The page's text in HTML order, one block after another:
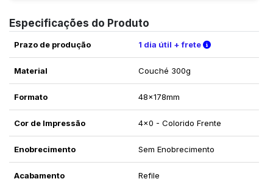
Especificações do Produto
Prazo de produção 1 dia útil + frete Verifique as
Material Couché 300g
Formato 48x178mm
Cor de Impressão 4x0 - Colorido Frente
Enobrecimento Sem Enobrecimento
Acabamento Refile